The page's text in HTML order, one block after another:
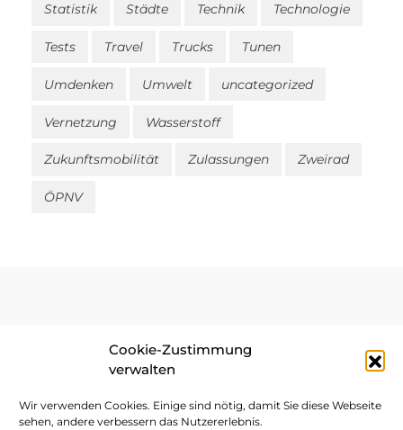
Cookie-Zustimmung
verwalten
Wir verwenden Cookies. Einige sind nötig, damit Sie diese Webseite
sehen, andere verbessern das Nutzererlebnis.
Statistik Städte Technik Technologie
Tests Travel Trucks Tunen
Umdenken Umwelt uncategorized
Vernetzung Wasserstoff
Zukunftsmobilität Zulassungen Zweirad
ÖPNV
Impressum